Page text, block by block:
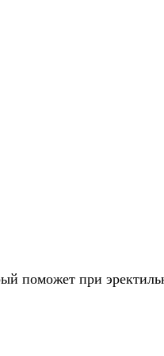
поможет при